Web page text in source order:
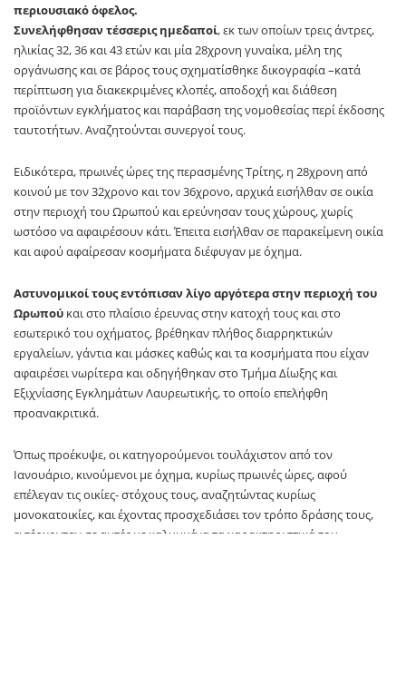
περιουσιακό όφελος.
Συνελήφθησαν τέσσερις ημεδαποί, εκ των οποίων τρεις άντρες,
ηλικίας 32, 36 και 43 ετών και μία 28χρονη γυναίκα, μέλη της
οργάνωσης και σε βάρος τους σχηματίσθηκε δικογραφία –κατά
περίπτωση για διακεκριμένες κλοπές, αποδοχή και διάθεση
προϊόντων εγκλήματος και παράβαση της νομοθεσίας περί έκδοσης
ταυτοτήτων. Αναζητούνται συνεργοί τους.
Ειδικότερα, πρωινές ώρες της περασμένης Τρίτης, η 28χρονη από
κοινού με τον 32χρονο και τον 36χρονο, αρχικά εισήλθαν σε οικία
στην περιοχή του Ωρωπού και ερεύνησαν τους χώρους, χωρίς
ωστόσο να αφαιρέσουν κάτι. Έπειτα εισήλθαν σε παρακείμενη οικία
και αφού αφαίρεσαν κοσμήματα διέφυγαν με όχημα.
Αστυνομικοί τους εντόπισαν λίγο αργότερα στην περιοχή του
Ωρωπού και στο πλαίσιο έρευνας στην κατοχή τους και στο
εσωτερικό του οχήματος, βρέθηκαν πλήθος διαρρηκτικών
εργαλείων, γάντια και μάσκες καθώς και τα κοσμήματα που είχαν
αφαιρέσει νωρίτερα και οδηγήθηκαν στο Τμήμα Δίωξης και
Εξιχνίασης Εγκλημάτων Λαυρεωτικής, το οποίο επελήφθη
προανακριτικά.
Όπως προέκυψε, οι κατηγορούμενοι τουλάχιστον από τον
Ιανουάριο, κινούμενοι με όχημα, κυρίως πρωινές ώρες, αφού
επέλεγαν τις οικίες- στόχους τους, αναζητώντας κυρίως
μονοκατοικίες, και έχοντας προσχεδιάσει τον τρόπο δράσης τους,
εισέρχονταν σε αυτές με καλυμμένα τα χαρακτηριστικά του